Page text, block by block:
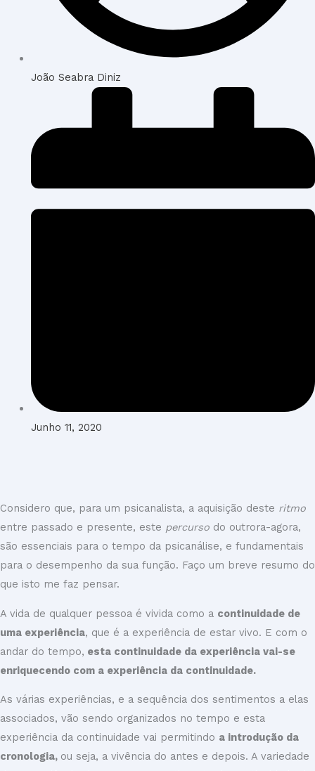
João Seabra Diniz
Junho 11, 2020
Considero que, para um psicanalista, a aquisição deste ritmo
entre passado e presente, este percurso do outrora-agora,
são essenciais para o tempo da psicanálise, e fundamentais
para o desempenho da sua função. Faço um breve resumo do
que isto me faz pensar.
A vida de qualquer pessoa é vivida como a continuidade de
uma experiência, que é a experiência de estar vivo. E com o
andar do tempo, esta continuidade da experiência vai-se
enriquecendo com a experiência da continuidade.
As várias experiências, e a sequência dos sentimentos a elas
associados, vão sendo organizados no tempo e esta
experiência da continuidade vai permitindo a introdução da
cronologia, ou seja, a vivência do antes e depois. A variedade